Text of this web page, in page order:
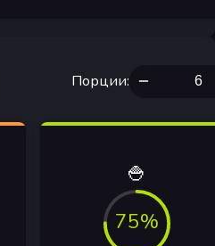
Порции:
🍚
75%